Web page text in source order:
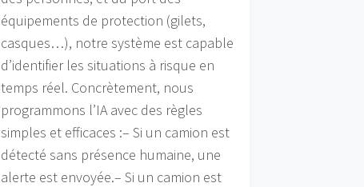
équipements de protection (gilets,
casques…), notre système est capable
d’identifier les situations à risque en
temps réel. Concrètement, nous
programmons l’IA avec des règles
simples et efficaces :– Si un camion est
détecté sans présence humaine, une
alerte est envoyée.– Si un camion est